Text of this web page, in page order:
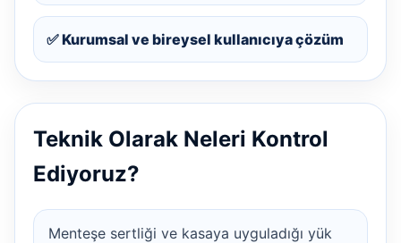
✅ Kurumsal ve bireysel kullanıcıya çözüm
Teknik Olarak Neleri Kontrol
Ediyoruz?
Menteşe sertliği ve kasaya uyguladığı yük